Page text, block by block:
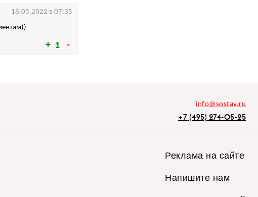
1
18.05.2022 в 07:35
info@sostav.ru
+7 (495) 274-05-25
Реклама на сайте
Напишите нам